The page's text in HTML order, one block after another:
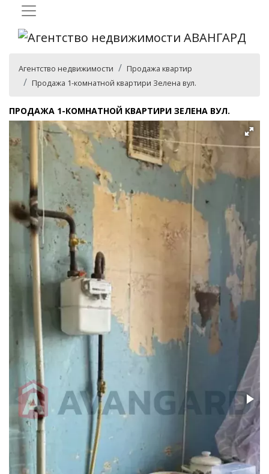
Агентство недвижимости
Продажа квартир
Продажа 1-комнатной квартири Зелена вул.
ПРОДАЖА 1-КОМНАТНОЙ КВАРТИРИ ЗЕЛЕНА ВУЛ.